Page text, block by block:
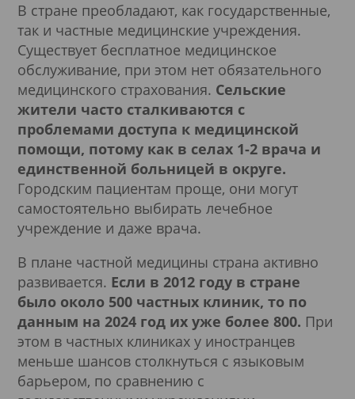
В стране преобладают, как государственные,
так и частные медицинские учреждения.
Существует бесплатное медицинское
обслуживание, при этом нет обязательного
медицинского страхования. Сельские
жители часто сталкиваются с
проблемами доступа к медицинской
помощи, потому как в селах 1-2 врача и
единственной больницей в округе.
Городским пациентам проще, они могут
самостоятельно выбирать лечебное
учреждение и даже врача.
В плане частной медицины страна активно
развивается. Если в 2012 году в стране
было около 500 частных клиник, то по
данным на 2024 год их уже более 800. При
этом в частных клиниках у иностранцев
меньше шансов столкнуться с языковым
барьером, по сравнению с